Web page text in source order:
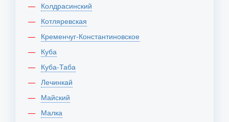
Колдрасинский
Котляревская
Кременчуг-Константиновское
Куба
Куба-Таба
Лечинкай
Майский
Малка